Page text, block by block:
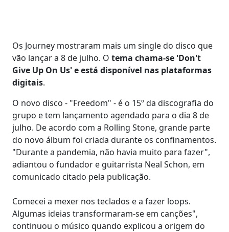
Os Journey mostraram mais um single do disco que
vão lançar a 8 de julho. O tema chama-se 'Don't
Give Up On Us' e está disponível nas plataformas
digitais.
O novo disco - "Freedom" - é o 15º da discografia do
grupo e tem lançamento agendado para o dia 8 de
julho. De acordo com a Rolling Stone, grande parte
do novo álbum foi criada durante os confinamentos.
"Durante a pandemia, não havia muito para fazer",
adiantou o fundador e guitarrista Neal Schon, em
comunicado citado pela publicação.
Comecei a mexer nos teclados e a fazer loops.
Algumas ideias transformaram-se em canções",
continuou o músico quando explicou a origem do